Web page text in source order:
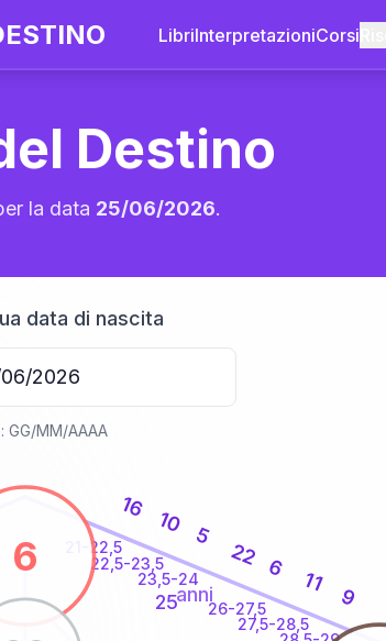
LibriInterpretazioniCorsi
Destino
la data 25/06/2026.
data di nascita
GG/MM/AAAA
21-22,5
22,5-23,5
23,5-24
26-27,5
27,5-28,5
16
10 5
22 6
11
9
6
25anni